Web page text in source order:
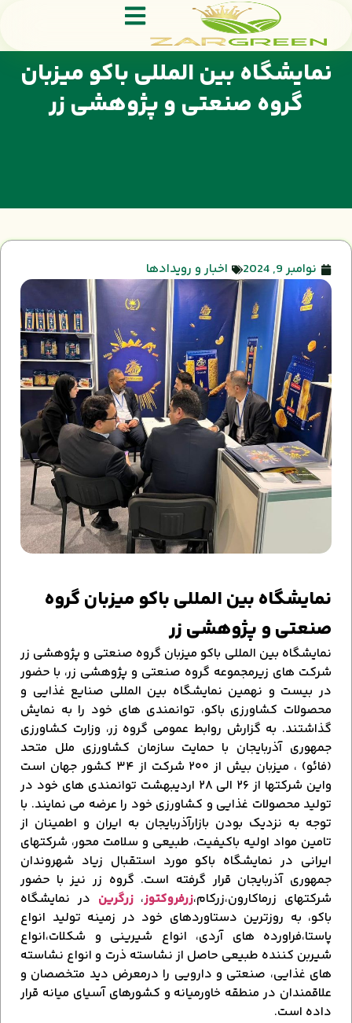
نمایشگاه بین المللی باکو میزبان
گروه صنعتی و پژوهشی زر
نوامبر 9, 2024 اخبار و رویدادها
نمایشگاه بین المللی باکو میزبان گروه
صنعتی و پژوهشی زر
نمایشگاه بین المللی باکو میزبان گروه صنعتی و پژوهشی زر
شرکت های زیرمجموعه گروه صنعتی و پژوهشی زر، با حضور
در بیست و نهمین نمایشگاه بین المللی صنایع غذایی و
محصولات کشاورزی باکو، توانمندی های خود را به نمایش
گذاشتند. به گزارش روابط عمومی گروه زر، وزارت کشاورزی
جمهوری آذربایجان با حمایت سازمان کشاورزی ملل متحد
(فائو) ، میزبان بیش از ۲۰۰ شرکت از ۳۴ کشور جهان است
واین شرکتها از ۲۶ الی ۲۸ اردیبهشت توانمندی های خود در
تولید محصولات غذایی و کشاورزی خود را عرضه می نمایند. با
توجه به نزدیک بودن بازارآذربایجان به ایران و اطمینان از
تامین مواد اولیه باکیفیت، طبیعی و سلامت محور، شرکتهای
ایرانی در نمایشگاه باکو مورد استقبال زیاد شهروندان
جمهوری آذربایجان قرار گرفته است. گروه زر نیز با حضور
شرکتهای زرماکارون،زرکام،زرفروکتوز،زرگرین در نمایشگاه
باکو، به روزترین دستاوردهای خود در زمینه تولید انواع
پاستا،فراورده های آردی، انواع شیرینی و شکلات،انواع
شیربن کننده طبیعی حاصل از نشاسته ذرت و انواع نشاسته
های غذایی، صنعتی و دارویی را درمعرض دید متخصصان و
علاقمندان در منطقه خاورمیانه و کشورهای آسیای میانه قرار
داده است.